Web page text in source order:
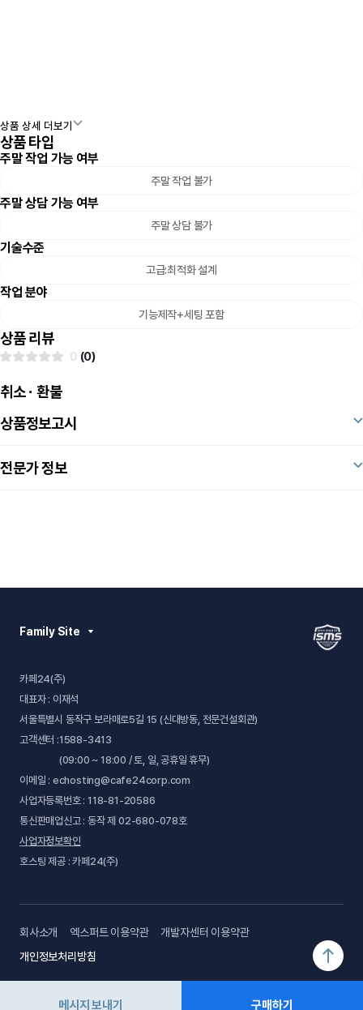
상품 상세 더보기
상품 타입
주말 작업 가능 여부
주말 작업 불가
주말 상담 가능 여부
주말 상담 불가
기술수준
고급:최적화 설계
작업 분야
기능제작+세팅 포함
상품 리뷰
0 (0)
취소 · 환불
상품정보고시
전문가 정보
메시지 보내기 구매하기
Family Site
카페24(주)
대표자 : 이재석
서울특별시 동작구 보라매로5길 15 (신대방동, 전문건설회관)
고객센터 :1588-3413
(09:00 ~ 18:00 / 토, 일, 공휴일 휴무)
이메일 : echosting@cafe24corp.com
사업자등록번호 : 118-81-20586
통신판매업신고 : 동작 제 02-680-078호
사업자정보확인
호스팅 제공 : 카페24(주)
회사소개 엑스퍼트 이용약관
개발자센터 이용약관
개인정보처리방침